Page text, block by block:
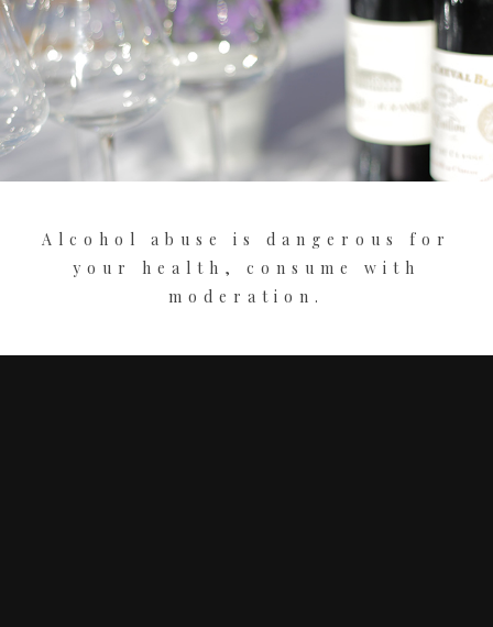
Alcohol abuse is dangerous for
your health, consume with
moderation.